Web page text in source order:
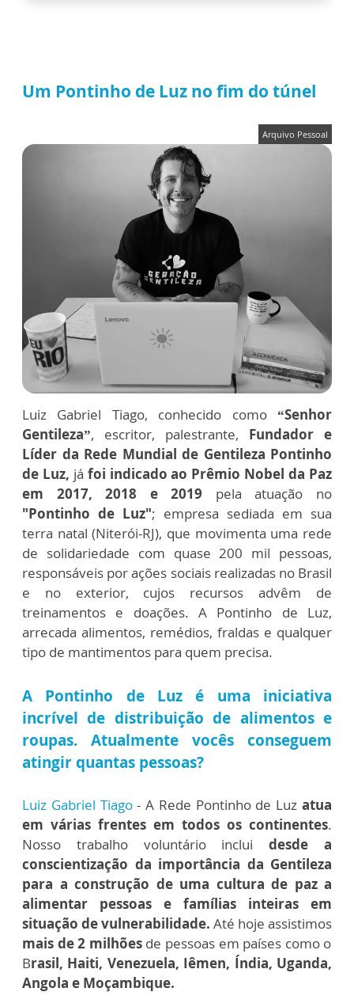
Um Pontinho de Luz no fim do túnel
Arquivo Pessoal
Luiz Gabriel Tiago, conhecido como “Senhor
Gentileza”, escritor, palestrante, Fundador e
Líder da Rede Mundial de Gentileza Pontinho
de Luz, já foi indicado ao Prêmio Nobel da Paz
em 2017, 2018 e 2019 pela atuação no
"Pontinho de Luz"; empresa sediada em sua
terra natal (Niterói-RJ), que movimenta uma rede
de solidariedade com quase 200 mil pessoas,
responsáveis por ações sociais realizadas no Brasil
e no exterior, cujos recursos advêm de
treinamentos e doações. A Pontinho de Luz,
arrecada alimentos, remédios, fraldas e qualquer
tipo de mantimentos para quem precisa.
A Pontinho de Luz é uma iniciativa
incrível de distribuição de alimentos e
roupas. Atualmente vocês conseguem
atingir quantas pessoas?
Luiz Gabriel Tiago- A Rede Pontinho de Luzatua
em várias frentes em todos os continentes.
Nosso trabalho voluntário incluidesde a
conscientização da importância da Gentileza
para a construção de uma cultura de paz a
alimentar pessoas e famílias inteiras em
situação de vulnerabilidade. Até hoje assistimos
mais de 2 milhões de pessoas em países como o
Brasil, Haiti, Venezuela, Iêmen, Índia, Uganda,
Angola e Moçambique.